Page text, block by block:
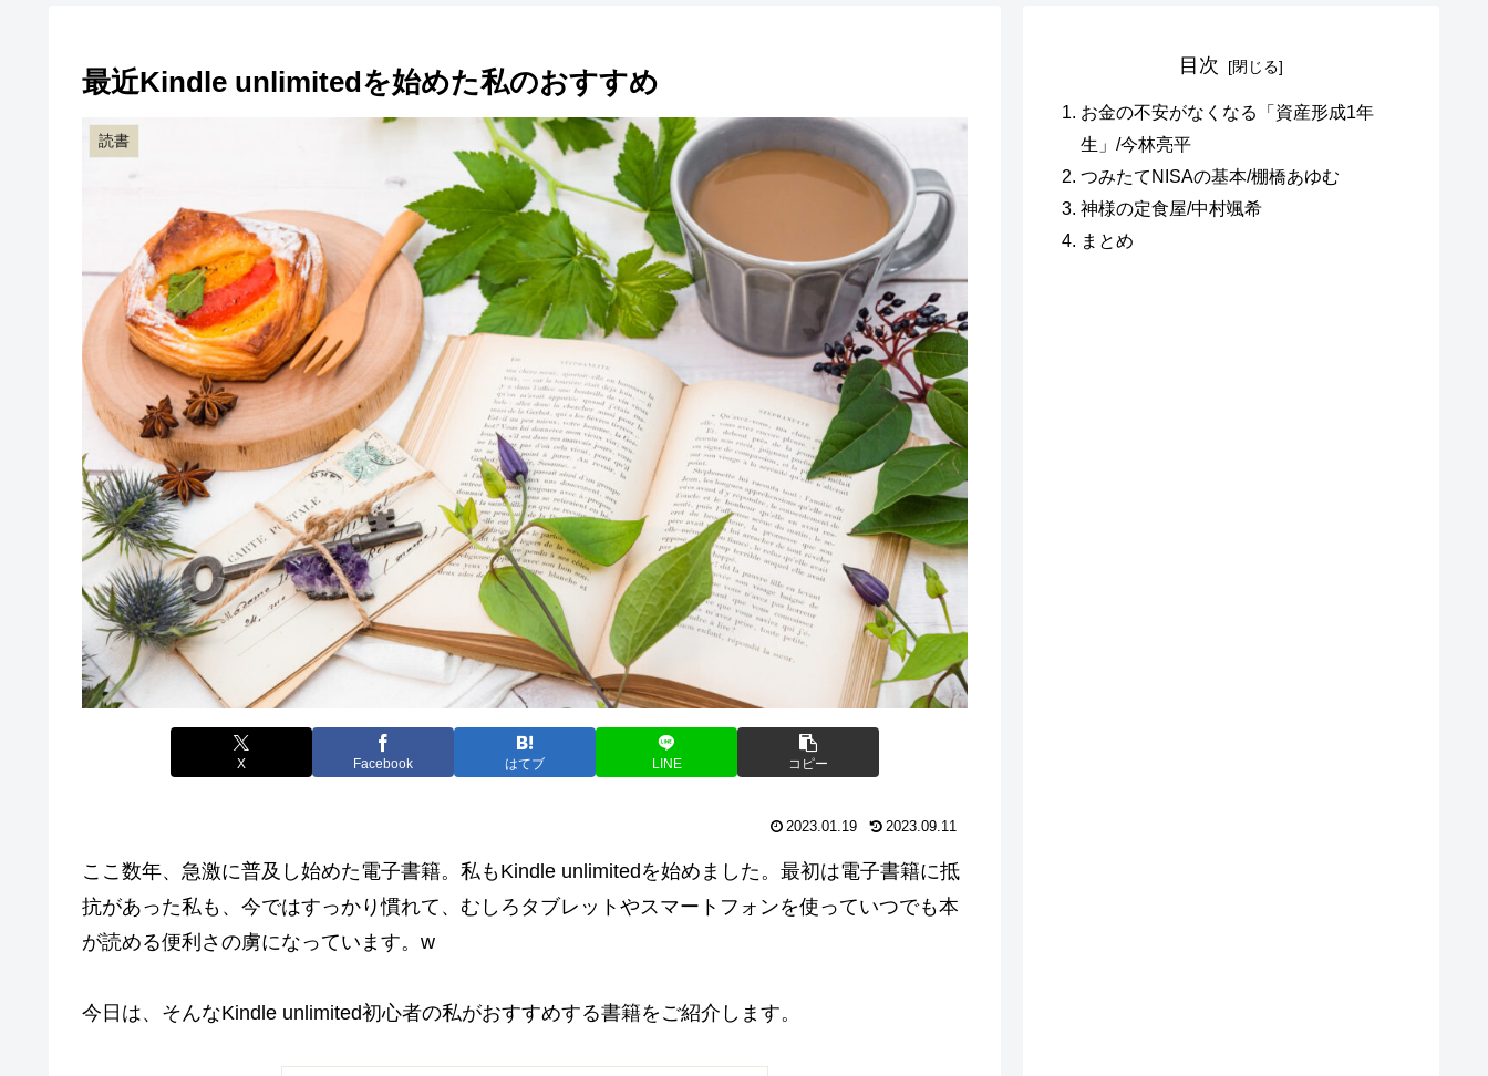
最近Kindle unlimitedを始めた私のおすすめ
読書
X Facebook はてブ LINE コピー
2023.01.19 2023.09.11
ここ数年、急激に普及し始めた電子書籍。私もKindle unlimitedを始めました。最初は電子書籍に抵
抗があった私も、今ではすっかり慣れて、むしろタブレットやスマートフォンを使っていつでも本
が読める便利さの虜になっています。w
今日は、そんなKindle unlimited初心者の私がおすすめする書籍をご紹介します。
目次
お金の不安がなくなる「資産形成1年
生」/今林亮平
つみたてNISAの基本/棚橋あゆむ
神様の定食屋/中村颯希
まとめ